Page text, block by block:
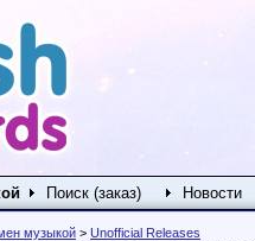
Поиск (заказ) Новости
музыкой > Unofficial Releases